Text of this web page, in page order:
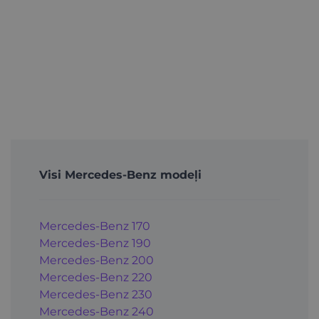
Visi Mercedes-Benz modeļi
Mercedes-Benz 170
Mercedes-Benz 190
Mercedes-Benz 200
Mercedes-Benz 220
Mercedes-Benz 230
Mercedes-Benz 240